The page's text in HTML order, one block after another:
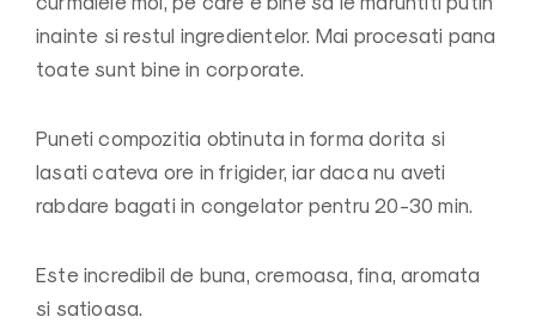
inainte si restul ingredientelor. Mai procesati pana
toate sunt bine in corporate.
Puneti compozitia obtinuta in forma dorita si
lasati cateva ore in frigider, iar daca nu aveti
rabdare bagati in congelator pentru 20-30 min.
Este incredibil de buna, cremoasa, fina, aromata
si satioasa.